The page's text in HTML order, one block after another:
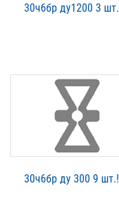
30ч6бр ду1200 3 шт.
30ч6бр ду 300 9 шт.!